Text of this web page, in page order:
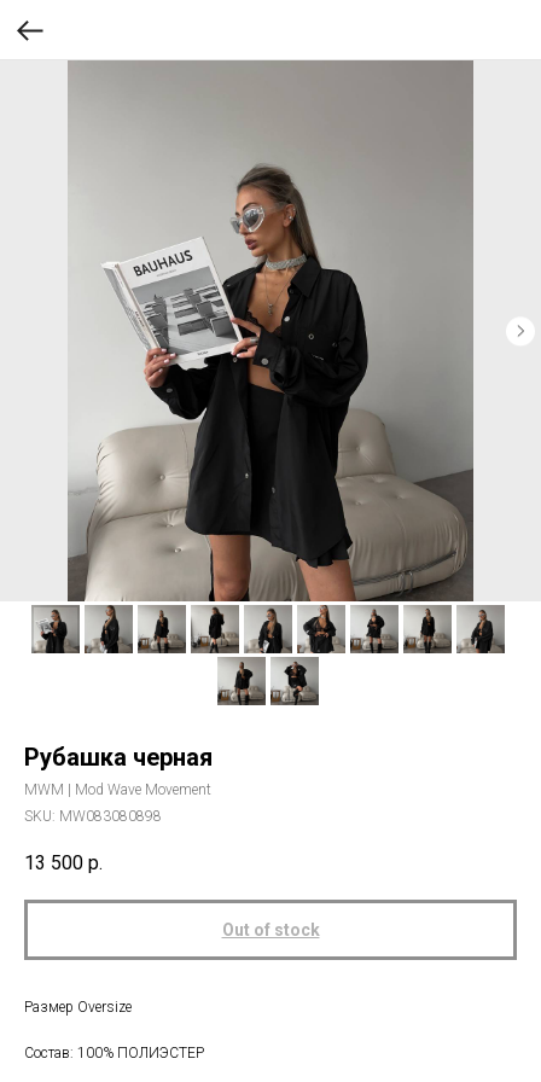
Рубашка черная
MWM | Mod Wave Movement
SKU: MW083080898
13 500 р.
Out of stock
Размер Oversize
Состав: 100% ПОЛИЭСТЕР